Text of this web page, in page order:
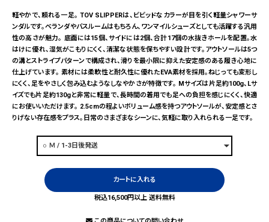
軽やかで、頼れる一足。 TOV SLIPPERは、ビビッドなカラーが目を引く軽量シャワーサ
ンダルです。ベランダやバスルームはもちろん、ワンマイルシューズとしても活躍する汎用
性の高さが魅力。 底面には15個、サイドには2個、合計17個の水抜きホールを配置。水
はけに優れ、湿気がこもりにくく、清潔な状態を保ちやすい設計です。アウトソールは5つ
の溝とストライプパターンで構成され、滑りを最小限に抑えた安定感のある履き心地に
仕上げています。 素材には柔軟性と耐久性に優れたEVA素材を採用。ねじっても変形し
にくく、足をやさしく包み込むようなしなやかさが特徴です。 Mサイズは片足約100g、Lサ
イズでも片足約130gと非常に軽量で、長時間の着用でも足への負担を感じにくく、快適
にお使いいただけます。 2.5cmの程よいボリューム感を持つアウトソールが、安定感とさ
りげない存在感をプラス。日常のさまざまなシーンに、気軽に取り入れられる一足です。
カートに入れる
税込16,500円以上 送料無料